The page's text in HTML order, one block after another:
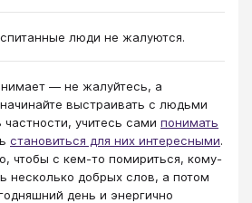
люди не жалуются.
— не жалуйтесь, а
выстраивать с людьми
учитесь сами понимать
становиться для них интересными.
чтобы с кем-то помириться, кому-
несколько добрых слов, а потом
день и энергично